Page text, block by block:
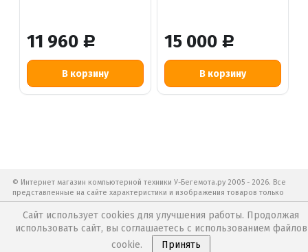
11 960 Р 15 000 Р
© Интернет магазин компьютерной техники У-Бегемота.ру 2005 - 2026. Все
представленные на сайте характеристики и изображения товаров только
для ознакомления.
Политика конфиденциальности Договор публичной оферты
Пользовательское соглашение Правила продажи
Обновление с сервером: 09.08.2026 11:33. Разработка —
Сайт использует cookies для улучшения работы. Продолжая
использовать сайт, вы соглашаетесь с использованием файлов
cookie.
Принять